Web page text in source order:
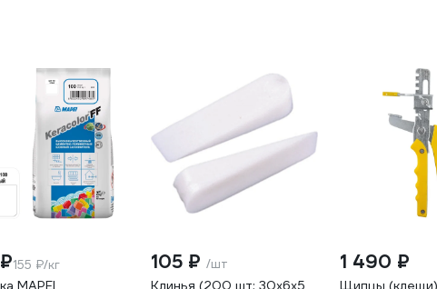
155 ₽/кг
MAPEI
105 ₽ /шт
Клинья (200 шт; 30х6х5
1 490 ₽
Щипцы (клещи)